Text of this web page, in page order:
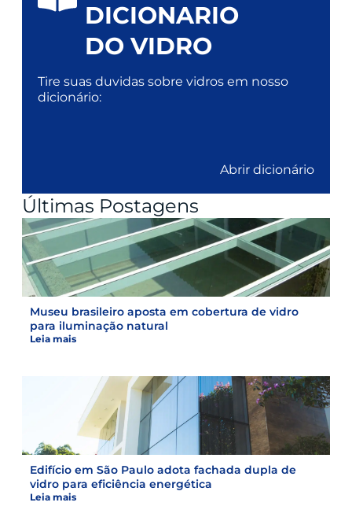
DICIONARIO
DO VIDRO
Tire suas duvidas sobre vidros em nosso
dicionário:
Abrir dicionário
Últimas Postagens
Museu brasileiro aposta em cobertura de vidro
para iluminação natural
Leia mais
Edifício em São Paulo adota fachada dupla de
vidro para eficiência energética
Leia mais